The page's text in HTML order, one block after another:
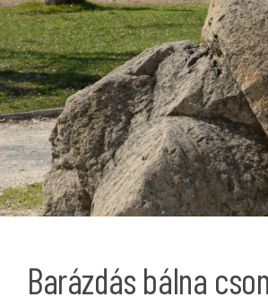
Barázdás bálna